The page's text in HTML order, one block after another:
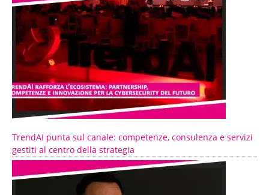
TrendAI punta sul canale: competenze, consulenza e servizi
gestiti al centro della strategia